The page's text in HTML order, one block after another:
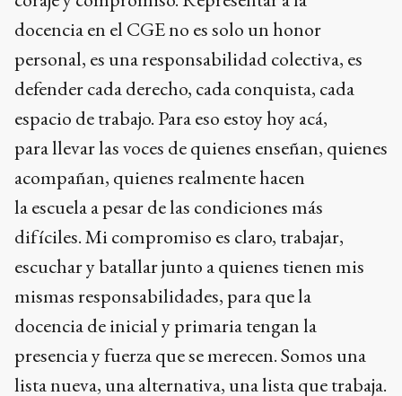
docencia en el CGE no es solo un honor
personal, es una responsabilidad colectiva, es
defender cada derecho, cada conquista, cada
espacio de trabajo. Para eso estoy hoy acá,
para llevar las voces de quienes enseñan, quienes
acompañan, quienes realmente hacen
la escuela a pesar de las condiciones más
difíciles. Mi compromiso es claro, trabajar,
escuchar y batallar junto a quienes tienen mis
mismas responsabilidades, para que la
docencia de inicial y primaria tengan la
presencia y fuerza que se merecen. Somos una
lista nueva, una alternativa, una lista que trabaja.